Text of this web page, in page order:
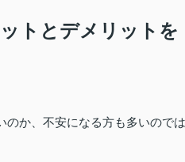
トとデメリットを
のか、不安になる方も多いのでは